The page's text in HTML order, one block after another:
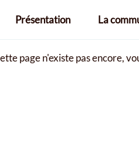
principal
Présentation La
page n'existe pas encore,